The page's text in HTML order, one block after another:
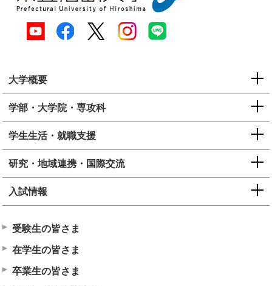
大学概要
学部・大学院・専攻科
学生生活・就職支援
研究・地域連携・国際交流
入試情報
受験生の皆さま
在学生の皆さま
卒業生の皆さま